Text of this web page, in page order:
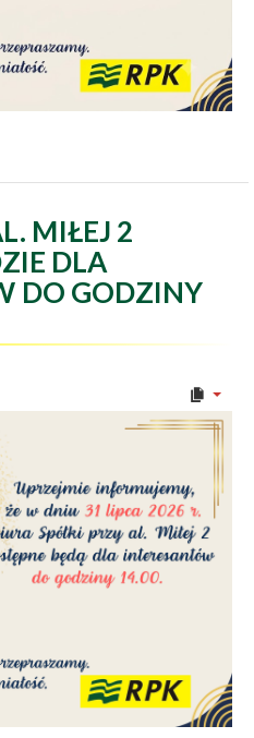
MIŁEJ 2
DLA
DO GODZINY